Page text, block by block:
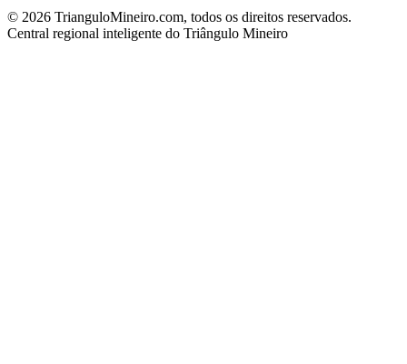
© 2026 TrianguloMineiro.com, todos os direitos reservados.
Central regional inteligente do Triângulo Mineiro